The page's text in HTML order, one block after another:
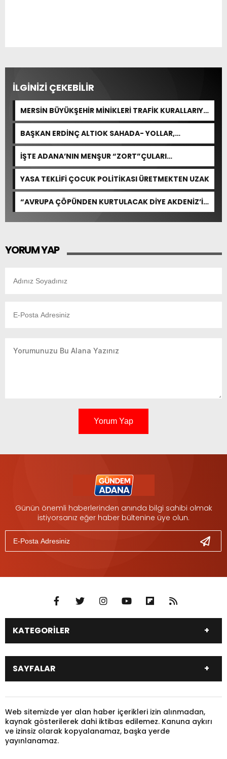
İLGİNİZİ ÇEKEBİLİR
MERSİN BÜYÜKŞEHİR MİNİKLERİ TRAFİK KURALLARIYLA
BULUŞTURDU
BAŞKAN ERDİNÇ ALTIOK SAHADA- YOLLAR,
KALDIRIMLAR YENİLENİYOR
İŞTE ADANA’NIN MENŞUR “ZORT”ÇULARI…
YASA TEKLİFİ ÇOCUK POLİTİKASI ÜRETMEKTEN UZAK
“AVRUPA ÇÖPÜNDEN KURTULACAK DİYE AKDENİZ’İ
FEDA EDEMEZSİNİZ!”
YORUM YAP
Yorum Yap
Günün önemli haberlerinden anında bilgi sahibi olmak
istiyorsanız eğer haber bültenine üye olun.
KATEGORİLER
DÜNYA
SİYASET
EKONOMİ
SAĞLIK
SPOR
TARIM
YEREL YÖNETİM
GÜNDEM
HAYVANLAR
KADIN
KONSER
KÜLTÜR & SANAT
SAYFALAR
Pariteler
Canlı Sonuçlar
Puan Durumu
Fikstür
Gazeteler
Burçlar
Web sitemizde yer alan haber içerikleri izin alınmadan,
kaynak gösterilerek dahi iktibas edilemez. Kanuna aykırı
ve izinsiz olarak kopyalanamaz, başka yerde
yayınlanamaz.